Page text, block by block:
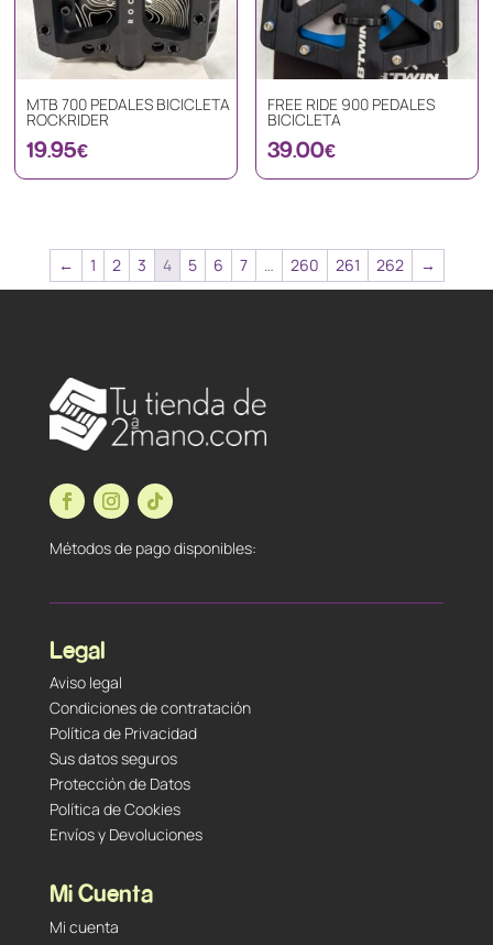
MTB 700 PEDALES BICICLETA
ROCKRIDER
19.95€
FREE RIDE 900 PEDALES
BICICLETA
39.00€
← 1 2 3 4 5 6 7 … 260 261 262 →
Métodos de pago disponibles:
Legal
Aviso legal
Condiciones de contratación
Política de Privacidad
Sus datos seguros
Protección de Datos
Política de Cookies
Envíos y Devoluciones
Mi Cuenta
Mi cuenta